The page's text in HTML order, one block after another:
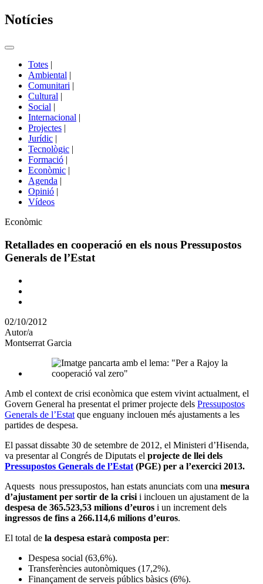
Notícies
Commutador
portals
Totes |
Ambiental |
Comunitari |
Cultural |
Social |
Internacional |
Projectes |
Jurídic |
Tecnològic |
Formació |
Econòmic |
Agenda |
Opinió |
Vídeos
Àmbit
la
notícia
Econòmic
Retallades en cooperació en els nous Pressupostos
Generals de l’Estat
Comparteix
altres
xarxes
socials
02/10/2012
Autor/a
Montserrat Garcia
Amb el context de crisi econòmica que estem vivint actualment, el
Govern General ha presentat el primer projecte dels Pressupostos
Generals de l’Estatque enguany inclouen més ajustaments a les
partides de despesa.
El passat dissabte 30 de setembre de 2012, el Ministeri d’Hisenda,
va presentar al Congrés de Diputats el projecte de llei dels
Pressupostos Generals de l’Estat(PGE) per a l’exercici 2013.
Aquests nous pressupostos, han estats anunciats com una mesura
d’ajustament per sortir de la crisii inclouen un ajustament de la
despesa de 365.523,53 milions d’euros i un increment dels
ingressos de fins a 266.114,6 milions d’euros.
El total de la despesa estarà composta per:
Despesa social (63,6%).
Transferències autonòmiques (17,2%).
Finançament de serveis públics bàsics (6%).